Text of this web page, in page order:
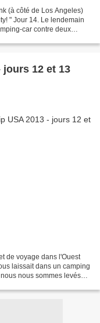
(à côté de Los Angeles)
" Jour 14. Le lendemain
car contre deux
jours 12 et 13
de voyage dans l'Ouest
laissait dans un camping
nous sommes levés